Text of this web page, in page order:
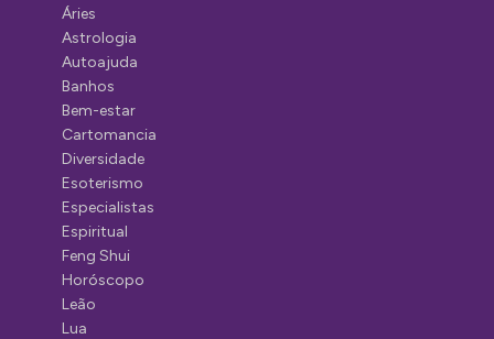
Áries
Astrologia
Autoajuda
Banhos
Bem-estar
Cartomancia
Diversidade
Esoterismo
Especialistas
Espiritual
Feng Shui
Horóscopo
Leão
Lua